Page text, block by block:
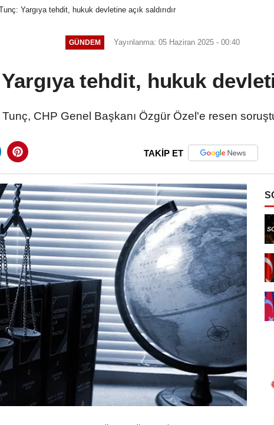
Yargıya tehdit, hukuk devletine açık saldırıdır
GÜNDEM Yayınlanma: 05 Haziran 2025 - 00:40
tehdit, hukuk
CHP Genel Başkanı Özgür Özel'e resen
TAKİP ET